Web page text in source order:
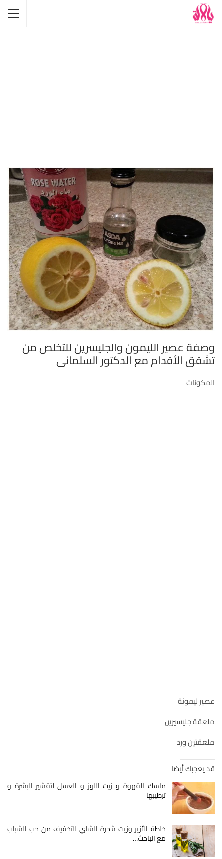
وصفة عصير الليمون والجليسرين للتخلص من
تشقق الأقدام مع الدكتور السلماني
المكونات
عصير ليمونة
ملعقة جليسيرين
ملعقتين ورد
قد يعجبك أيضا
ماسك القهوة و زيت اللوز و العسل لتقشير البشرة و
ترطيبها
خلطة الأزير وزيت شجرة الشاي للتخفيف من حب الشباب
مع الباحث…